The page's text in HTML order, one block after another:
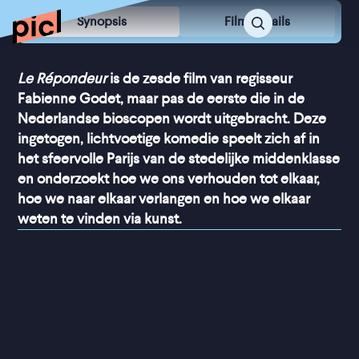
Synopsis Film Details
Le Répondeuris de zesde film van regisseur
Fabienne Godet, maar pas de eerste die in de
Nederlandse bioscopen wordt uitgebracht. Deze
ingetogen, lichtvoetige komedie speelt zich af in
het sfeervolle Parijs van de stedelijke middenklasse
en onderzoekt hoe we ons verhouden tot elkaar,
hoe we naar elkaar verlangen en hoe we elkaar
weten te vinden via kunst.